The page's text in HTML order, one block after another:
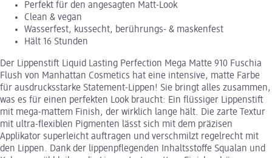
Perfekt für den angesagten Matt-Look
Clean & vegan
Wasserfest, kussecht, berührungs- & maskenfest
Hält 16 Stunden
Der Lippenstift Liquid Lasting Perfection Mega Matte 910 Fuschia
Flush von Manhattan Cosmetics hat eine intensive, matte Farbe
für ausdrucksstarke Statement-Lippen! Sie bringt alles zusammen,
was es für einen perfekten Look braucht: Ein flüssiger Lippenstift
mit mega-mattem Finish, der wirklich lange hält. Die zarte Textur
mit ultra-flexiblen Pigmenten lässt sich mit dem präzisen
Applikator superleicht auftragen und verschmilzt regelrecht mit
den Lippen. Dank der lippenpflegenden Inhaltsstoffe Squalan und